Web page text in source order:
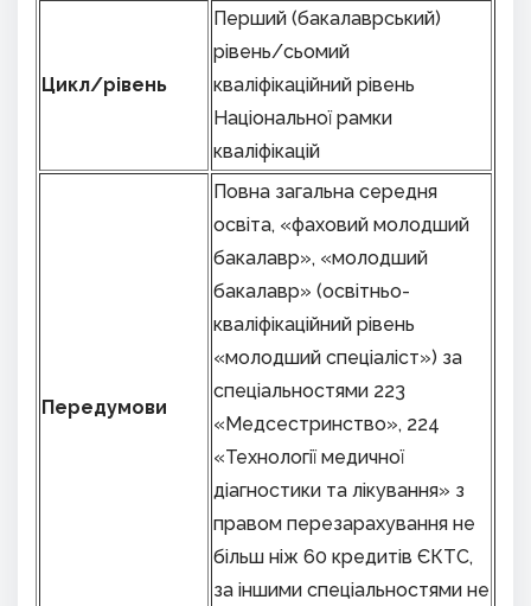
Цикл/рівень
Перший (бакалаврський)
рівень/сьомий
кваліфікаційний рівень
Національної рамки
кваліфікацій
Передумови
Повна загальна середня
освіта, «фаховий молодший
бакалавр», «молодший
бакалавр» (освітньо-
кваліфікаційний рівень
«молодший спеціаліст») за
спеціальностями 223
«Медсестринство», 224
«Технології медичної
діагностики та лікування» з
правом перезарахування не
більш ніж 60 кредитів ЄКТС,
за іншими спеціальностями не